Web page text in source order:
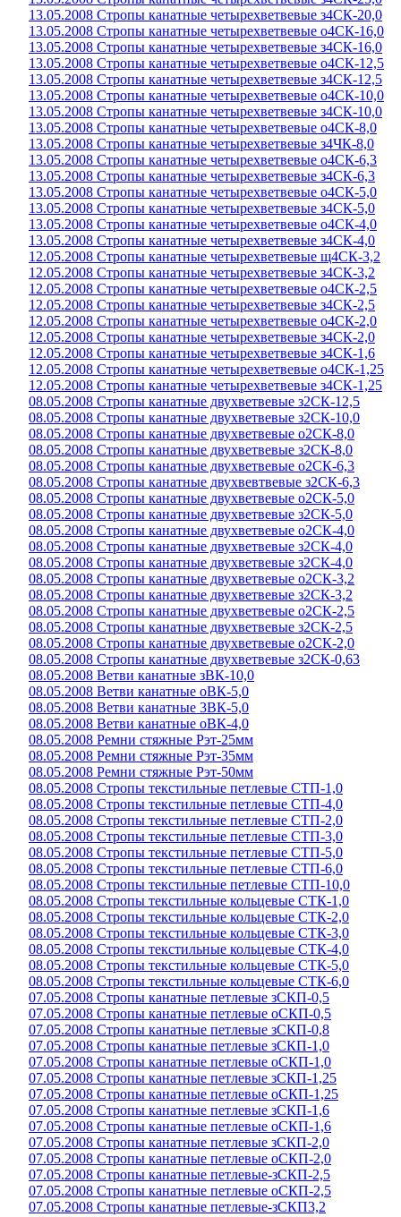
13.05.2008 Стропы канатные четырехветвевые з4СК-20,0
13.05.2008 Стропы канатные четырехветвевые о4СК-16,0
13.05.2008 Стропы канатные четырехветвевые з4СК-16,0
13.05.2008 Стропы канатные четырехветвевые о4СК-12,5
13.05.2008 Стропы канатные четырехветвевые з4СК-12,5
13.05.2008 Стропы канатные четырехветвевые о4СК-10,0
13.05.2008 Стропы канатные четырехветвевые з4СК-10,0
13.05.2008 Стропы канатные четырехветвевые о4СК-8,0
13.05.2008 Стропы канатные четырехветвевые з4ЧК-8,0
13.05.2008 Стропы канатные четырехветвевые о4СК-6,3
13.05.2008 Стропы канатные четырехветвевые з4СК-6,3
13.05.2008 Стропы канатные четырехветвевые о4СК-5,0
13.05.2008 Стропы канатные четырехветвевые з4СК-5,0
13.05.2008 Стропы канатные четырехветвевые о4СК-4,0
13.05.2008 Стропы канатные четырехветвевые з4СК-4,0
12.05.2008 Стропы канатные четырехветвевые щ4СК-3,2
12.05.2008 Стропы канатные четырехветвевые з4СК-3,2
12.05.2008 Стропы канатные четырехветвевые о4СК-2,5
12.05.2008 Стропы канатные четырехветвевые з4СК-2,5
12.05.2008 Стропы канатные четырехветвевые о4СК-2,0
12.05.2008 Стропы канатные четырехветвевые з4СК-2,0
12.05.2008 Стропы канатные четырехветвевые з4СК-1,6
12.05.2008 Стропы канатные четырехветвевые о4СК-1,25
12.05.2008 Стропы канатные четырехветвевые з4СК-1,25
08.05.2008 Стропы канатные двухветвевые з2СК-12,5
08.05.2008 Стропы канатные двухветвевые з2СК-10,0
08.05.2008 Стропы канатные двухветвевые о2СК-8,0
08.05.2008 Стропы канатные двухветвевые з2СК-8,0
08.05.2008 Стропы канатные двухветвевые о2СК-6,3
08.05.2008 Стропы канатные двухвевтвевые з2СК-6,3
08.05.2008 Стропы канатные двухветвевые о2СК-5,0
08.05.2008 Стропы канатные двухветвевые з2СК-5,0
08.05.2008 Стропы канатные двухветвевые о2СК-4,0
08.05.2008 Стропы канатные двухветвевые з2СК-4,0
08.05.2008 Стропы канатные двухветвевые з2СК-4,0
08.05.2008 Стропы канатные двухветвевые о2СК-3,2
08.05.2008 Стропы канатные двухветвевые з2СК-3,2
08.05.2008 Стропы канатные двухветвевые о2СК-2,5
08.05.2008 Стропы канатные двухветвевые з2СК-2,5
08.05.2008 Стропы канатные двухветвевые о2СК-2,0
08.05.2008 Стропы канатные двухветвевые з2СК-0,63
08.05.2008 Ветви канатные зВК-10,0
08.05.2008 Ветви канатные оВК-5,0
08.05.2008 Ветви канатные 3ВК-5,0
08.05.2008 Ветви канатные оВК-4,0
08.05.2008 Ремни стяжные Рэт-25мм
08.05.2008 Ремни стяжные Рэт-35мм
08.05.2008 Ремни стяжные Рэт-50мм
08.05.2008 Стропы текстильные петлевые СТП-1,0
08.05.2008 Стропы текстильные петлевые СТП-4,0
08.05.2008 Стропы текстильные петлевые СТП-2,0
08.05.2008 Стропы текстильные петлевые СТП-3,0
08.05.2008 Стропы текстильные петлевые СТП-5,0
08.05.2008 Стропы текстильные петлевые СТП-6,0
08.05.2008 Стропы текстильные петлевые СТП-10,0
08.05.2008 Стропы текстильные кольцевые СТК-1,0
08.05.2008 Стропы текстильные кольцевые СТК-2,0
08.05.2008 Стропы текстильные кольцевые СТК-3,0
08.05.2008 Стропы текстильные кольцевые СТК-4,0
08.05.2008 Стропы текстильные кольцевые СТК-5,0
08.05.2008 Стропы текстильные кольцевые СТК-6,0
07.05.2008 Стропы канатные петлевые зСКП-0,5
07.05.2008 Стропы канатные петлевые оСКП-0,5
07.05.2008 Стропы канатные петлевые зСКП-0,8
07.05.2008 Стропы канатные петлевые зСКП-1,0
07.05.2008 Стропы канатные петлевые оСКП-1,0
07.05.2008 Стропы канатные петлевые зСКП-1,25
07.05.2008 Стропы канатные петлевые оСКП-1,25
07.05.2008 Стропы канатные петлевые зСКП-1,6
07.05.2008 Стропы канатные петлевые оСКП-1,6
07.05.2008 Стропы канатные петлевые зСКП-2,0
07.05.2008 Стропы канатные петлевые оСКП-2,0
07.05.2008 Стропы канатные петлевые-зСКП-2,5
07.05.2008 Стропы канатные петлевые оСКП-2,5
07.05.2008 Стропы канатные петлевые-зСКП3,2